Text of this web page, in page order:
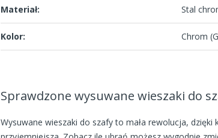
Materiał: Stal
Kolor: Chrom
Sprawdzone wysuwane wieszaki do
Wysuwane wieszaki do szafy to mała rewolucja,